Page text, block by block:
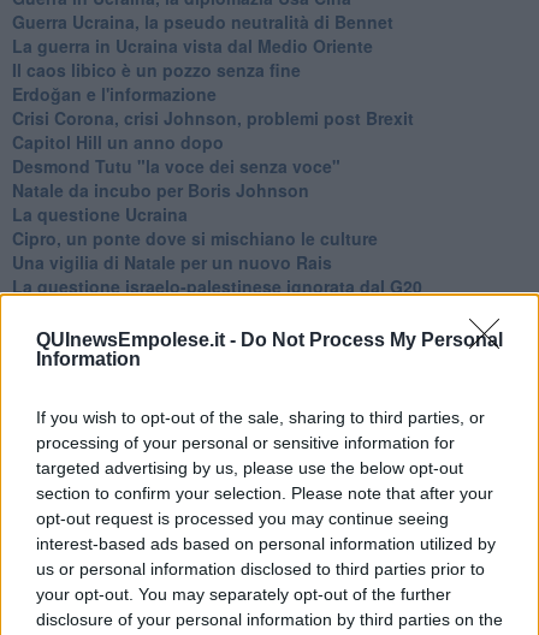
QUInewsEmpolese.it - Do Not Process My Personal
Information
If you wish to opt-out of the sale, sharing to third parties, or
processing of your personal or sensitive information for
targeted advertising by us, please use the below opt-out
section to confirm your selection. Please note that after your
opt-out request is processed you may continue seeing
interest-based ads based on personal information utilized by
us or personal information disclosed to third parties prior to
your opt-out. You may separately opt-out of the further
disclosure of your personal information by third parties on the
Guerra Ucraina, la pseudo neutralità di Bennet
La guerra in Ucraina vista dal Medio Oriente
​Il caos libico è un pozzo senza fine
Erdoğan e l'informazione
Crisi Corona, crisi Johnson, problemi post Brexit
Capitol Hill un anno dopo
Desmond Tutu "la voce dei senza voce"
Natale da incubo per Boris Johnson
La questione Ucraina
Cipro, un ponte dove si mischiano le culture
Una vigilia di Natale per un nuovo Rais
La questione israelo-palestinese ignorata dal G20
Libano, collasso economico e guerra civile
Johnson, da Trump a Biden alla Brexit
Biden, primo presidente USA non in guerra
Papa Bergoglio vedrà Viktor Orbán
Bennet, un giorno in attesa di Biden
Il ritorno dei talebani
​La lenta agonia del Libano
Sudafrica, è allarme alimentare
Usa di nuovo al centro della geopolitica internazionale
L’appuntamento di Israele con il cambiamento
La farsa delle elezioni in Siria
In Medioriente non ci sono favole, solo realtà